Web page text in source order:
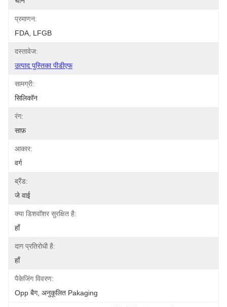
प्रमाणन:
FDA, LFGB
दस्तावेज:
उत्पाद पुस्तिका पीडीएफ
सामग्री:
सिलिकॉन
रंग:
साफ़
आकार:
वर्ग
ब्रैंड:
जे वाई
क्या डिशवॉशर सुरक्षित है:
हाँ
दाग प्रतिरोधी है:
हाँ
पैकेजिंग विवरण:
Opp बैग, अनुकूलित Pakaging